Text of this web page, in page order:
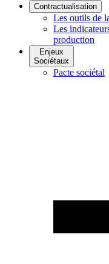
Contractualisation
Les outils de
Les
production
Enjeux
Sociétaux
Pacte sociétal